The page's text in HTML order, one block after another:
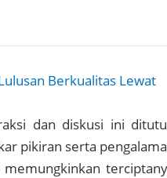
Berkualitas Lewat
dan diskusi ini
pikiran serta